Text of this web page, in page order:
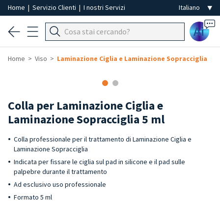
Home | Servizio Clienti | I nostri Servizi
Ai
Home Viso Laminazione Ciglia e Laminazione Sopracciglia
Colla per Laminazione Ciglia e
Laminazione Sopracciglia 5 ml
Colla professionale per il trattamento di Laminazione Ciglia e
Laminazione Sopracciglia
Indicata per fissare le ciglia sul pad in silicone e il pad sulle
palpebre durante il trattamento
Ad esclusivo uso professionale
Formato 5 ml